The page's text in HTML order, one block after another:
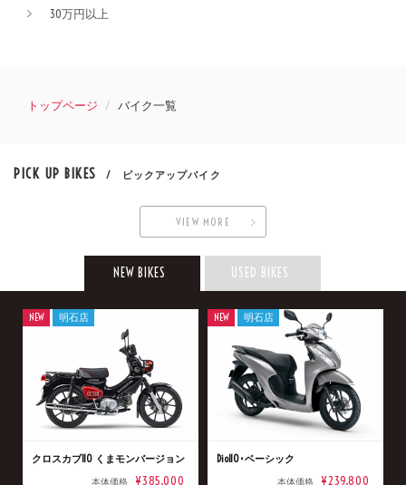
30万円以上
トップページ バイク一覧
PICK UP BIKES / ピックアップバイク
VIEW MORE
NEW BIKES USED BIKES
クロスカブ110 くまモンバージョン
本体価格 ¥385,000
NEW 明石店
Dio110･ベーシック
本体価格 ¥239,800
NEW 明石店